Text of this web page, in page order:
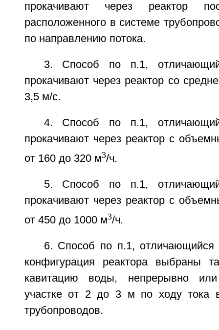
прокачивают через реактор
расположенного в системе
по направлению потока.
3. Способ по п.1,
прокачивают через реактор со
3,5 м/с.
4. Способ по п.1,
прокачивают через реактор с
от 160 до 320 м3/ч.
5. Способ по п.1,
прокачивают через реактор с
от 450 до 1000 м3/ч.
6. Способ по п.1,
конфигурация реактора выбраны
кавитацию воды, непрерывно
участке от 2 до 3 м по ходу тока
трубопроводов.